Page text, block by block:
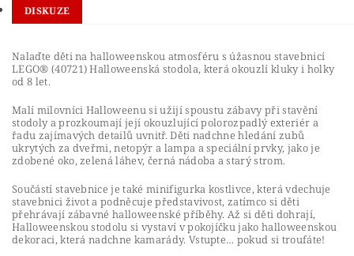
DISKUZE
Nalaďte děti na halloweenskou atmosféru s úžasnou stavebnicí
LEGO® (40721) Halloweenská stodola, která okouzlí kluky i holky
od 8 let.
Malí milovníci Halloweenu si užijí spoustu zábavy při stavění
stodoly a prozkoumají její okouzlující polorozpadlý exteriér a
řadu zajímavých detailů uvnitř. Děti nadchne hledání zubů
ukrytých za dveřmi, netopýr a lampa a speciální prvky, jako je
zdobené oko, zelená láhev, černá nádoba a starý strom.
Součástí stavebnice je také minifigurka kostlivce, která vdechuje
stavebnici život a podněcuje představivost, zatímco si děti
přehrávají zábavné halloweenské příběhy. Až si děti dohrají,
Halloweenskou stodolu si vystaví v pokojíčku jako halloweenskou
dekoraci, která nadchne kamarády. Vstupte… pokud si troufáte!